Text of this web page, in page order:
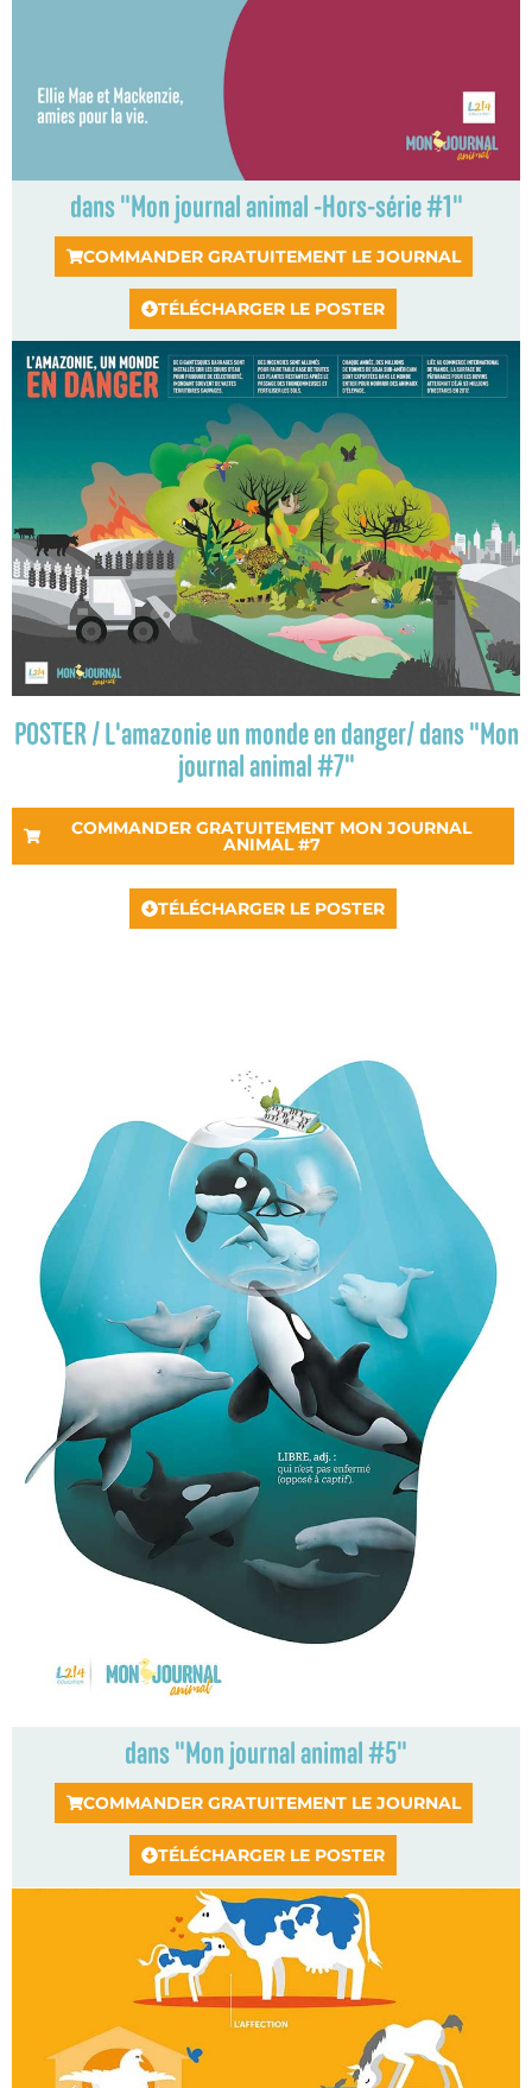
dans "Mon journal animal -Hors-série #1"
COMMANDER GRATUITEMENT LE JOURNAL
TÉLÉCHARGER LE POSTER
POSTER / L'amazonie un monde en danger/ dans "Mon
journal animal #7"
COMMANDER GRATUITEMENT MON JOURNAL
ANIMAL #7
TÉLÉCHARGER LE POSTER
dans "Mon journal animal #5"
COMMANDER GRATUITEMENT LE JOURNAL
TÉLÉCHARGER LE POSTER